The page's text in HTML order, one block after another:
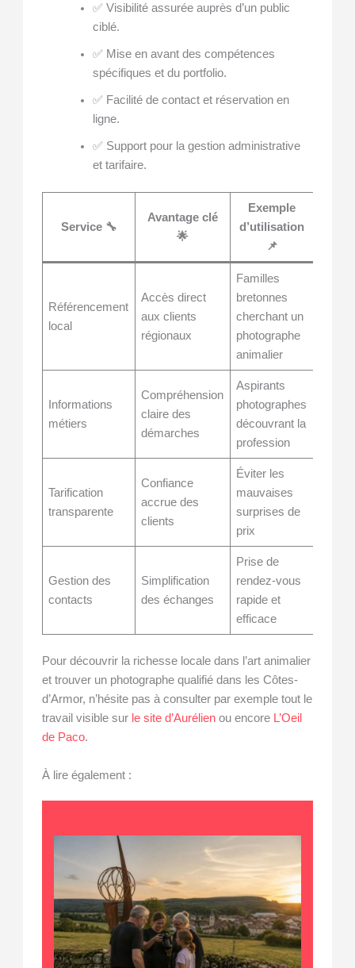
✅ Visibilité assurée auprès d’un public
ciblé.
✅ Mise en avant des compétences
spécifiques et du portfolio.
✅ Facilité de contact et réservation en
ligne.
✅ Support pour la gestion administrative
et tarifaire.
Service 🔧
Avantage clé
🌟
Exemple
d’utilisation
📌
Référencement
local
Accès direct
aux clients
régionaux
Familles
bretonnes
cherchant un
photographe
animalier
Informations
métiers
Compréhension
claire des
démarches
Aspirants
photographes
découvrant la
profession
Tarification
transparente
Confiance
accrue des
clients
Éviter les
mauvaises
surprises de
prix
Gestion des
contacts
Simplification
des échanges
Prise de
rendez-vous
rapide et
efficace
Pour découvrir la richesse locale dans l’art animalier
et trouver un photographe qualifié dans les Côtes-
d’Armor, n’hésite pas à consulter par exemple tout le
travail visible sur le site d’Aurélien ou encore L’Oeil
de Paco.
À lire également :